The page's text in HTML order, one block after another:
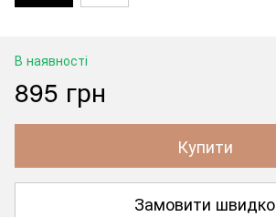
В наявності
895 грн
Купити
Замовити швидко